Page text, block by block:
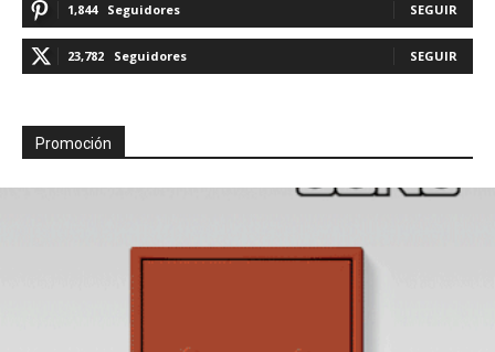
1,844 Seguidores SEGUIR
23,782 Seguidores SEGUIR
Promoción